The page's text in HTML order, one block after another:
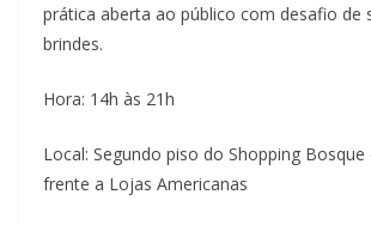
prática aberta ao público com desafio de
brindes.
Hora: 14h às 21h
Local: Segundo piso do Shopping
frente a Lojas Americanas